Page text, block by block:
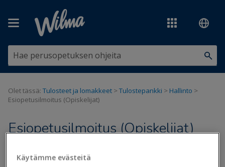
Olet tässä: Tulosteet ja lomakkeet >Tulostepankki > Hallinto >
Esiopetusilmoitus (Opiskelijat)
Esiopetusilmoitus (Opiskelijat)
Käytämme evästeitä